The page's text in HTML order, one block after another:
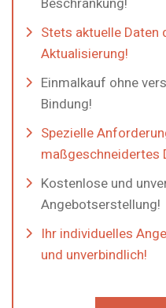
Stets aktuelle Daten
Aktualisierung!
Einmalkauf ohne
Bindung!
Spezielle
maßgeschneidertes
Kostenlose und
Angebotserstellung!
Ihr individuelles
und unverbindlich!